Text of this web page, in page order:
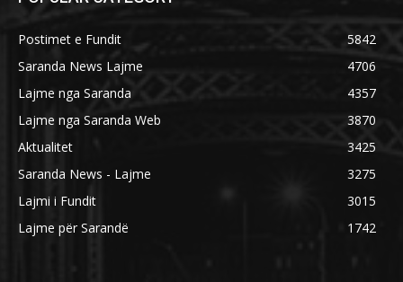
Postimet e Fundit
5842
Saranda News Lajme
4706
Lajme nga Saranda
4357
Lajme nga Saranda Web
3870
Aktualitet
3425
Saranda News - Lajme
3275
Lajmi i Fundit
3015
Lajme për Sarandë
1742